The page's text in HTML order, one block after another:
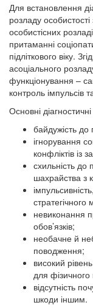
Для встановлення
розладу особистості
особистісних
притаманні
підліткового віку.
асоціального
функціонування –
контроль імпульсів
Основні
байдужість до
ігнорування
конфліктів із
схильність до
шахрайства з
невиконання
обов’язків;
необачне й
поводження;
високий
для
відсутність
шкоди іншим.